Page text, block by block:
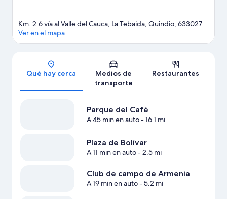
Sección del mapa
Km. 2.6 vía al Valle del Cauca, La Tebaida, Quindio, 633027
Ver en el mapa
Qué hay cerca
Medios de
transporte
Restaurantes
Parque del Café
A 45 min en auto- 16.1 mi
Plaza de Bolívar
A 11 min en auto- 2.5 mi
Club de campo de Armenia
A 19 min en auto- 5.2 mi